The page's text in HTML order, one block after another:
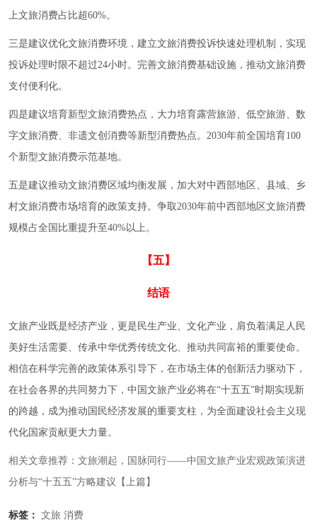
上文旅消费占比超60%。
三是建议优化文旅消费环境，建立文旅消费投诉快速处理机制，实现
投诉处理时限不超过24小时。完善文旅消费基础设施，推动文旅消费
支付便利化。
四是建议培育新型文旅消费热点，大力培育露营旅游、低空旅游、数
字文旅消费、非遗文创消费等新型消费热点。2030年前全国培育100
个新型文旅消费示范基地。
五是建议推动文旅消费区域均衡发展，加大对中西部地区、县域、乡
村文旅消费市场培育的政策支持。争取2030年前中西部地区文旅消费
规模占全国比重提升至40%以上。
【五】
结语
文旅产业既是经济产业，更是民生产业、文化产业，肩负着满足人民
美好生活需要、传承中华优秀传统文化、推动共同富裕的重要使命。
相信在科学完善的政策体系引导下，在市场主体的创新活力驱动下，
在社会各界的共同努力下，中国文旅产业必将在“十五五”时期实现新
的跨越，成为推动国民经济发展的重要支柱，为全面建设社会主义现
代化国家贡献更大力量。
相关文章推荐：文旅潮起，国脉同行——中国文旅产业宏观政策演进
分析与“十五五”方略建议【上篇】
标签： 文旅 消费